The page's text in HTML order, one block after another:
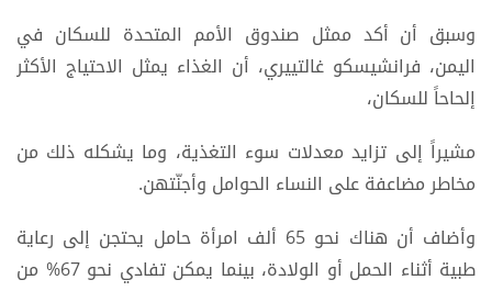
وسبق أن أكد ممثل صندوق الأمم المتحدة للسكان في
اليمن، فرانشيسكو غالتييري، أن الغذاء يمثل الاحتياج الأكثر
إلحاحاً للسكان،
مشيراً إلى تزايد معدلات سوء التغذية، وما يشكله ذلك من
مخاطر مضاعفة على النساء الحوامل وأجنّتهن.
وأضاف أن هناك نحو 65 ألف امرأة حامل يحتجن إلى رعاية
طبية أثناء الحمل أو الولادة، بينما يمكن تفادي نحو 67% من